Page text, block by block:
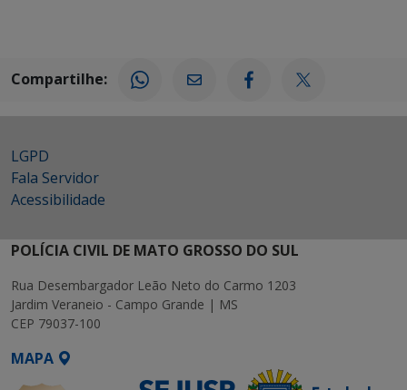
Compartilhe:
LGPD
Fala Servidor
Acessibilidade
POLÍCIA CIVIL DE MATO GROSSO DO SUL
Rua Desembargador Leão Neto do Carmo 1203
Jardim Veraneio - Campo Grande | MS
CEP 79037-100
MAPA